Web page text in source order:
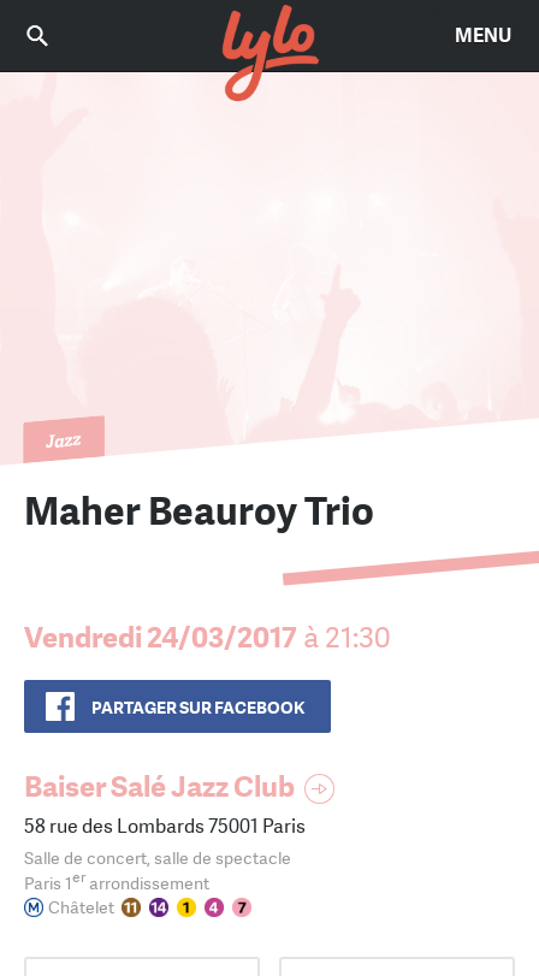
MENU
Jazz
Maher Beauroy Trio
Vendredi 24/03/2017 à 21:30
PARTAGER SUR FACEBOOK
Baiser Salé Jazz Club
58 rue des Lombards 75001 Paris
Salle de concert, salle de spectacle
Paris 1erarrondissement
Châtelet